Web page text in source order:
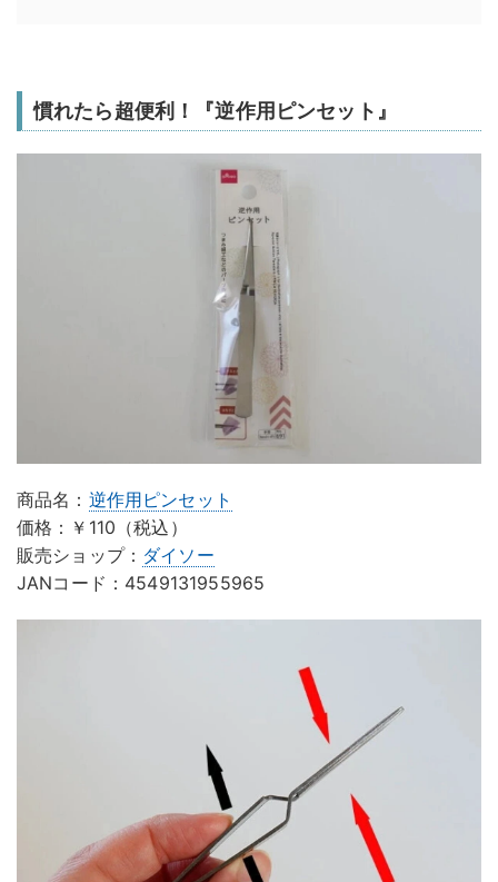
慣れたら超便利！『逆作用ピンセット』
商品名： 逆作用ピンセット
価格：￥110（税込）
販売ショップ： ダイソー
JANコード：4549131955965